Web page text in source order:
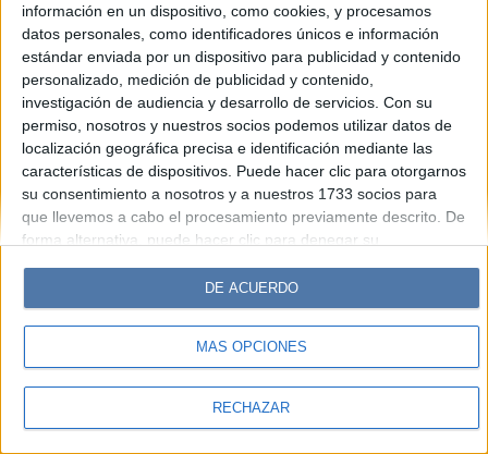
información en un dispositivo, como cookies, y procesamos
datos personales, como identificadores únicos e información
estándar enviada por un dispositivo para publicidad y contenido
personalizado, medición de publicidad y contenido,
investigación de audiencia y desarrollo de servicios. Con su
permiso, nosotros y nuestros socios podemos utilizar datos de
localización geográfica precisa e identificación mediante las
características de dispositivos. Puede hacer clic para otorgarnos
su consentimiento a nosotros y a nuestros 1733 socios para
que llevemos a cabo el procesamiento previamente descrito. De
forma alternativa, puede hacer clic para denegar su
cambiar sus preferencias antes de otorgar su consentimiento.
Tenga en cuenta que algún procesamiento de sus datos
personales puede no requerir de su consentimiento, pero usted
tiene el derecho de rechazar tal procesamiento. Sus
sus preferencias o retirar su consentimiento en cualquier
MÁS OPCIONES
RECHAZAR
DE ACUERDO
© Perfil.com 2006-2019 - Todos los derechos reservados
Registro de Propiedad Intelectual: Nro. 5346433